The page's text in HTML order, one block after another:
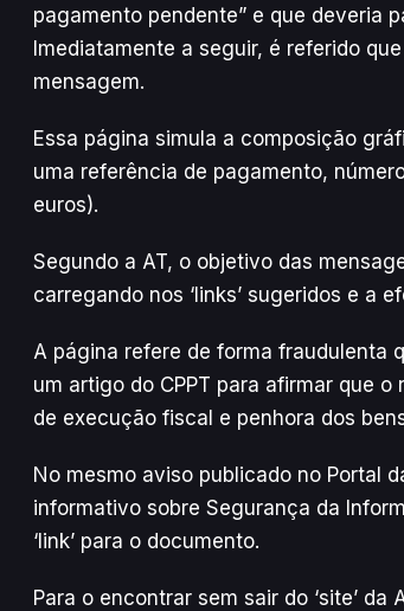
pagamento pendente” e que deveria
Imediatamente a seguir, é referido
mensagem.
Essa página simula a composição
uma referência de pagamento,
euros).
Segundo a AT, o objetivo das
carregando nos ‘links’ sugeridos e a
A página refere de forma fraudulenta
um artigo do CPPT para afirmar que
de execução fiscal e penhora dos
No mesmo aviso publicado no Portal
informativo sobre Segurança da
‘link’ para o documento.
Para o encontrar sem sair do ‘site’